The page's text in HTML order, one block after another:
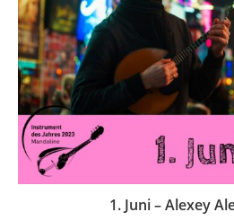
1. Juni – Alexey